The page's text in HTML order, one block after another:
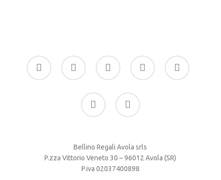
facebook
google-
plus
instagram whatsapp tiktok
phone email
Bellino Regali Avola srls
P.zza Vittorio Veneto 30 – 96012 Avola (SR)
P.iva 02037400898